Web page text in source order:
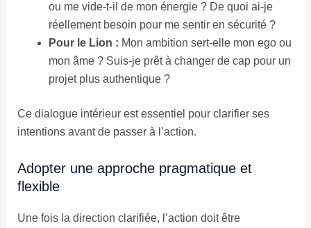
ou me vide-t-il de mon énergie ? De quoi ai-je
réellement besoin pour me sentir en sécurité ?
Pour le Lion : Mon ambition sert-elle mon ego ou
mon âme ? Suis-je prêt à changer de cap pour un
projet plus authentique ?
Ce dialogue intérieur est essentiel pour clarifier ses
intentions avant de passer à l’action.
Adopter une approche pragmatique et
flexible
Une fois la direction clarifiée, l’action doit être